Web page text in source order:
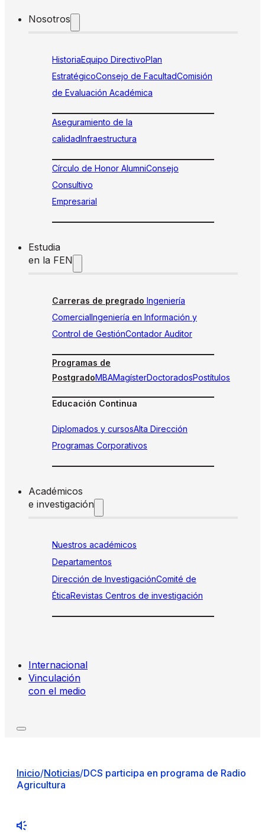
Nosotros
HistoriaEquipo DirectivoPlan
EstratégicoConsejo de FacultadComisión
de Evaluación Académica
Aseguramiento de la
calidadInfraestructura
Círculo de Honor AlumniConsejo
Consultivo
Empresarial
Estudia
en la FEN
Carreras de pregrado Ingeniería
ComercialIngeniería en Información y
Control de GestiónContador Auditor
Programas de
PostgradoMBAMagísterDoctoradosPostítulos
Educación Continua
Diplomados y cursosAlta Dirección
Programas Corporativos
Académicos
e investigación
Nuestros académicos
Departamentos
Dirección de InvestigaciónComité de
ÉticaRevistas Centros de investigación
Internacional
Vinculación
con el medio
Inicio/Noticias/DCS participa en programa de Radio
Agricultura